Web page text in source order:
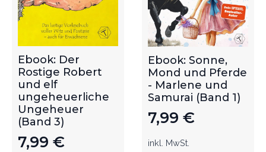
Ebook: Der
Rostige Robert
und elf
ungeheuerliche
Ungeheuer
(Band 3)
7,99 €
Ebook: Sonne,
Mond und Pferde
- Marlene und
Samurai (Band 1)
7,99 €
inkl. MwSt.